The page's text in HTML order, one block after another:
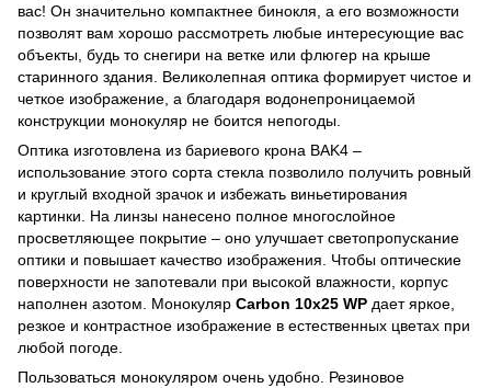
вас! Он значительно компактнее бинокля, а его возможности
позволят вам хорошо рассмотреть любые интересующие вас
объекты, будь то снегири на ветке или флюгер на крыше
старинного здания. Великолепная оптика формирует чистое и
четкое изображение, а благодаря водонепроницаемой
конструкции монокуляр не боится непогоды.
Оптика изготовлена из бариевого крона BAK4 –
использование этого сорта стекла позволило получить ровный
и круглый входной зрачок и избежать виньетирования
картинки. На линзы нанесено полное многослойное
просветляющее покрытие – оно улучшает светопропускание
оптики и повышает качество изображения. Чтобы оптические
поверхности не запотевали при высокой влажности, корпус
наполнен азотом. Монокуляр Carbon 10х25 WP дает яркое,
резкое и контрастное изображение в естественных цветах при
любой погоде.
Пользоваться монокуляром очень удобно. Резиновое